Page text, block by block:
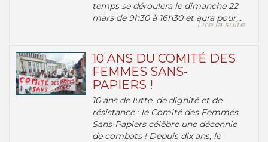
temps se déroulera le dimanche 22
mars de 9h30 à 16h30 et aura pour...
Lire la suite
10 ANS DU COMITÉ DES
FEMMES SANS-
PAPIERS !
10 ans de lutte, de dignité et de
résistance : le Comité des Femmes
Sans-Papiers célèbre une décennie
de combats ! Depuis dix ans, le